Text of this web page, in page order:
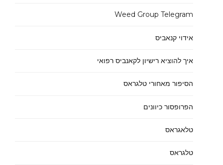
Weed Group Telegram
אידוי קנאביס
איך להוציא רישיון לקאנביס רפואי
הסיפור מאחורי טלגראס
הפרופסור כיוונים
טלאגראס
טלגראס